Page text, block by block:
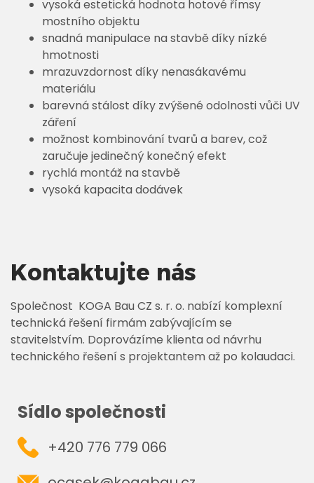
vysoká estetická hodnota hotové římsy
mostního objektu
snadná manipulace na stavbě díky nízké
hmotnosti
mrazuvzdornost díky nenasákavému
materiálu
barevná stálost díky zvýšené odolnosti vůči UV
záření
možnost kombinování tvarů a barev, což
zaručuje jedinečný konečný efekt
rychlá montáž na stavbě
vysoká kapacita dodávek
Kontaktujte nás
Společnost KOGA Bau CZ s. r. o. nabízí komplexní
technická řešení firmám zabývajícím se
stavitelstvím. Doprovázíme klienta od návrhu
technického řešení s projektantem až po kolaudaci.
Sídlo společnosti
+420 776 779 066